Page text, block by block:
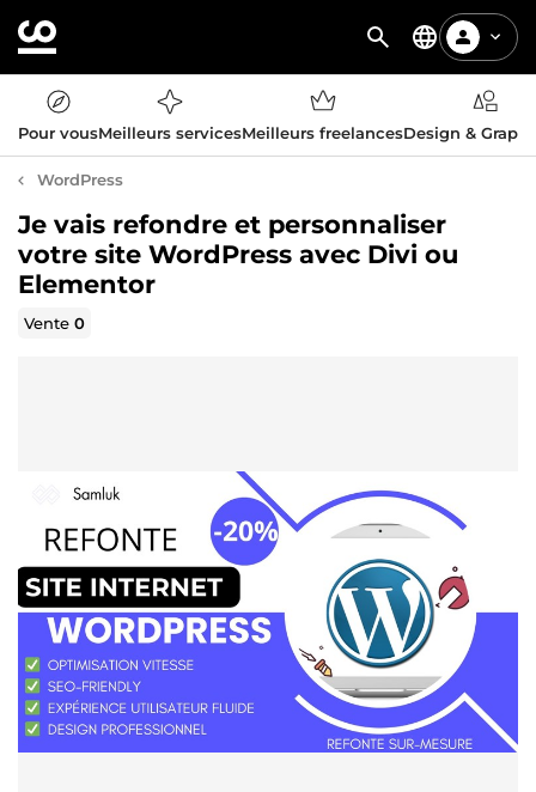
Pour vousMeilleurs servicesMeilleurs freelancesDesign &
WordPress
Je vais refondre et personnaliser
votre site WordPress avec Divi ou
Elementor
Vente0